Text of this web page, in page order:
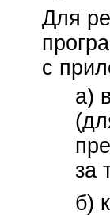
Для
с
а)
за
б)